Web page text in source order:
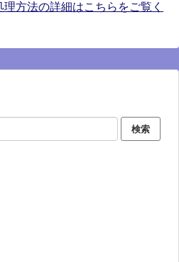
方法の詳細はこちらをご覧く